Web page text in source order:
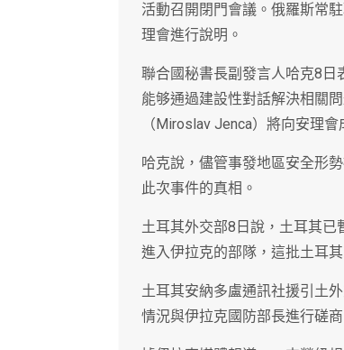
活動召開閉門會議。俄羅斯常
理會進行說明。
聯合國秘書長副發言人哈克8日
能够通過建設性對話解決相關
（Miroslav Jenca）將向安理
哈克說，儘管事發地區安全形
此次事件的真相。
土耳其外交部8日說，土耳其
進入伊拉克的部隊，這批土耳
土耳其安納多盧通訊社援引土
情況與伊拉克國防部長進行磋